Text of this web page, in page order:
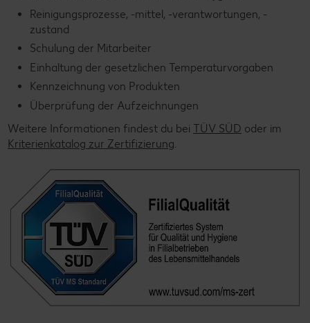
Reinigungsprozesse, -mittel, -verantwortungen, -
zustand
Schulung der Mitarbeiter
Einhaltung der gesetzlichen Temperaturvorgaben
Kennzeichnung von Produkten
Überprüfung der Aufzeichnungen
Weitere Informationen findest du bei TÜV SÜD oder im
Kriterienkatalog zur Zertifizierung